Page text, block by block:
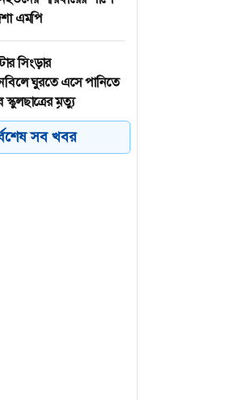
এমপি
সিংড়ার
ঘুরতে এসে পানিতে
স্কুলছাত্রের মৃত্যু
ভিডিও বানিয়ে
সব খবর